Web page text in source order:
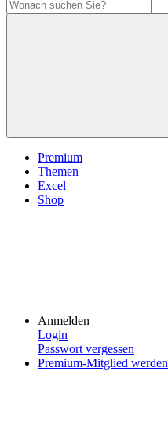
Premium
Themen
Excel
Shop
Anmelden
Login
Passwort vergessen
Premium-Mitglied werden